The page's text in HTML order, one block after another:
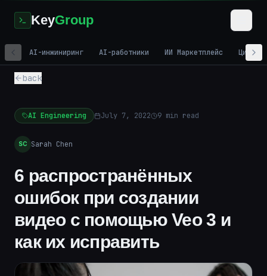
KeyGroup
AI-инжиниринг AI-работники ИИ Маркетплейс
back
AI Engineering July 7, 2022 9 min read
SC Sarah Chen
6 распространённых
ошибок при создании
видео с помощью Veo 3 и
как их исправить